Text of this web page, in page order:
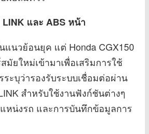
และ ABS หน้า
นวย้อนยุค แต่ Honda CGX150
มัยใหม่เข้ามาเพื่อเสริมการใช้
ระบุว่ารองรับระบบเชื่อมต่อผ่าน
สำหรับใช้งานฟังก์ชันต่างๆ
หน่งรถ และการบันทึกข้อมูลการ